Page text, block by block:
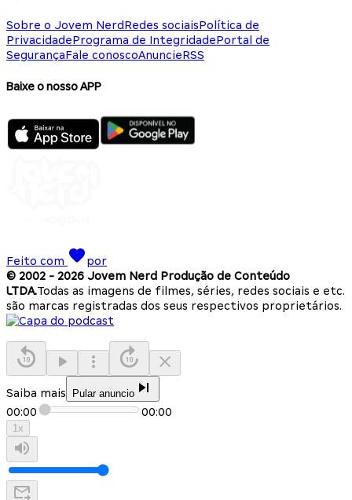
Sobre o Jovem NerdRedes sociaisPolítica de
PrivacidadePrograma de IntegridadePortal de
SegurançaFale conoscoAnuncieRSS
Baixe o nosso APP
Feito com
por
© 2002 - 2026 Jovem Nerd Produção de Conteúdo
LTDA.Todas as imagens de filmes, séries, redes sociais e etc.
são marcas registradas dos seus respectivos proprietários.
Saiba mais Pular anuncio
00:00 00:00
1x